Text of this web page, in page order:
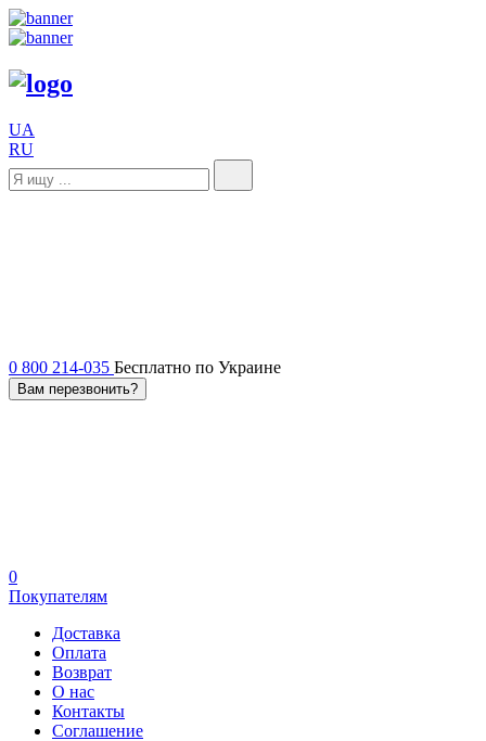
UA
RU
0 800 214-035 Бесплатно по Украине
Вам перезвонить?
0
Покупателям
Доставка
Оплата
Возврат
О нас
Контакты
Соглашение